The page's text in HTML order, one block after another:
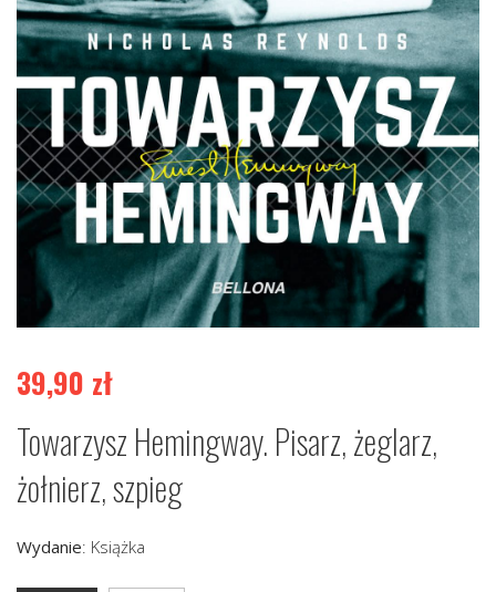
39,90 zł
Towarzysz Hemingway. Pisarz, żeglarz,
żołnierz, szpieg
Wydanie: Książka